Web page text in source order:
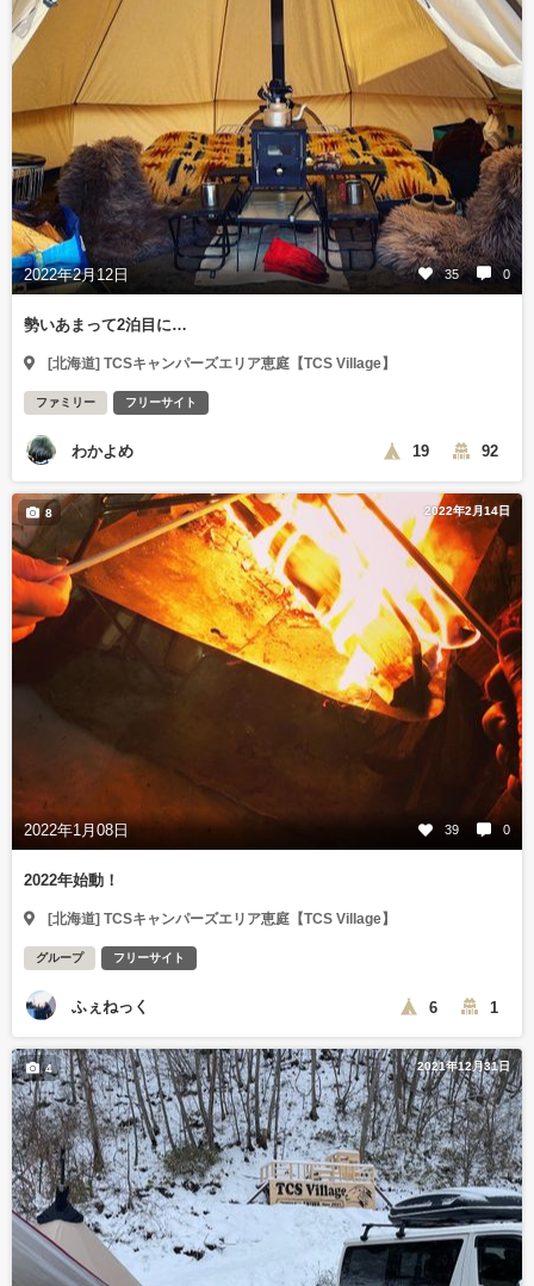
2022年2月12日 35 0
勢いあまって2泊目に…
[北海道] TCSキャンパーズエリア恵庭【TCS Village】
ファミリー フリーサイト
わかよめ 19 92
2022年2月14日
2022年1月08日 39 0
8
2022年始動！
[北海道] TCSキャンパーズエリア恵庭【TCS Village】
グループ フリーサイト
ふぇねっく 6 1
2021年12月31日
4